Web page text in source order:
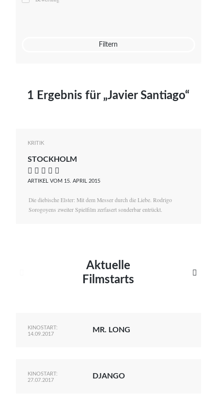
Mato von Vogelstein
Filtern
1 Ergebnis für „Javier Santiago“
KRITIK
STOCKHOLM
    
ARTIKEL VOM 15. APRIL 2015
Die diebische Elster: Mit dem Messer durch die Liebe. Rodrigo
Sorogoyens zweiter Spielfilm zerfasert sonderbar entrückt.
Aktuelle
Filmstarts

KINOSTART:
14.09.2017
MR. LONG
KINOSTART:
27.07.2017
DJANGO